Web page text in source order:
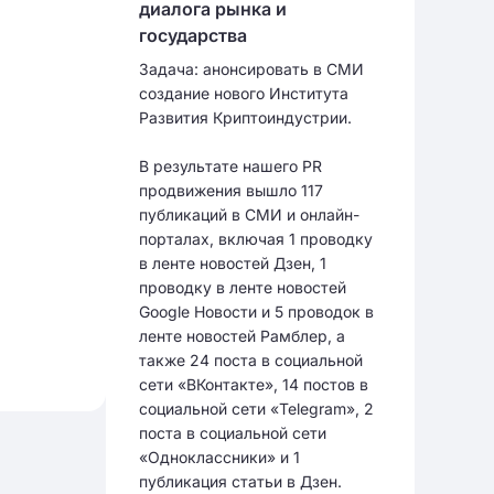
диалога рынка и
государства
Задача: анонсировать в СМИ
создание нового Института
Развития Криптоиндустрии.
В результате нашего PR
продвижения вышло 117
публикаций в СМИ и онлайн-
порталах, включая 1 проводку
в ленте новостей Дзен, 1
проводку в ленте новостей
Google Новости и 5 проводок в
ленте новостей Рамблер, а
также 24 поста в социальной
сети «ВКонтакте», 14 постов в
социальной сети «Telegram», 2
поста в социальной сети
«Одноклассники» и 1
публикация статьи в Дзен.